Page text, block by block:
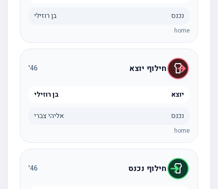
נכנס בן רוזילי
home
חילוף יוצא 46
'
יוצא בן רוזילי
נכנס אליהי צברי
home
חילוף נכנס 46
'